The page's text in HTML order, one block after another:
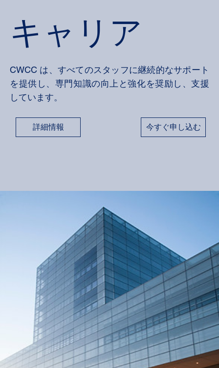
キャリア
CWCC は、すべてのスタッフに継続的なサポート
を提供し、専門知識の向上と強化を奨励し、支援
しています。
詳細情報 今すぐ申し込む